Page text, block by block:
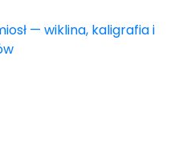
— wiklina, kaligrafia i